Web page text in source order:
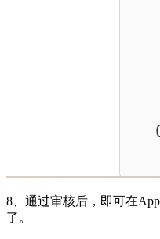
8、通过审核后，即可在
了。